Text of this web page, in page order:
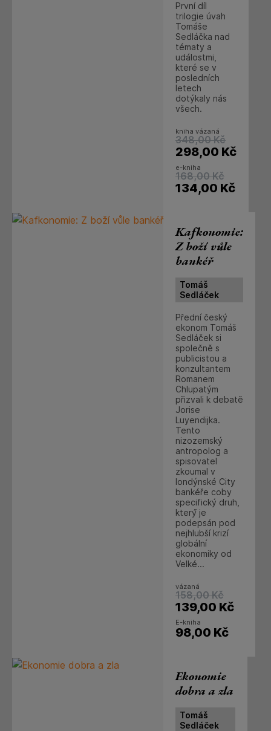
První díl
trilogie úvah
Tomáše
Sedláčka nad
tématy a
událostmi,
které se v
posledních
letech
dotýkaly nás
všech.
kniha vázaná
348,00 Kč
298,00 Kč
e-kniha
168,00 Kč
134,00 Kč
Kafkonomie:
Z boží vůle
bankéř
Tomáš
Sedláček
Přední český
ekonom Tomáš
Sedláček si
společně s
publicistou a
konzultantem
Romanem
Chlupatým
přizvali k debatě
Jorise
Luyendijka.
Tento
nizozemský
antropolog a
spisovatel
zkoumal v
londýnské City
bankéře coby
specifický druh,
který́ je
podepsán pod
nejhlubší krizí
globální
ekonomiky od
Velké...
vázaná
158,00 Kč
139,00 Kč
E-kniha
98,00 Kč
Ekonomie
dobra a zla
Tomáš
Sedláček